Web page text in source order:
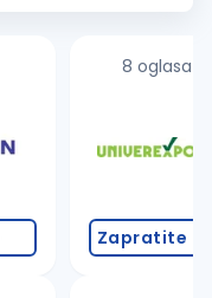
8 oglasa
Zapratite